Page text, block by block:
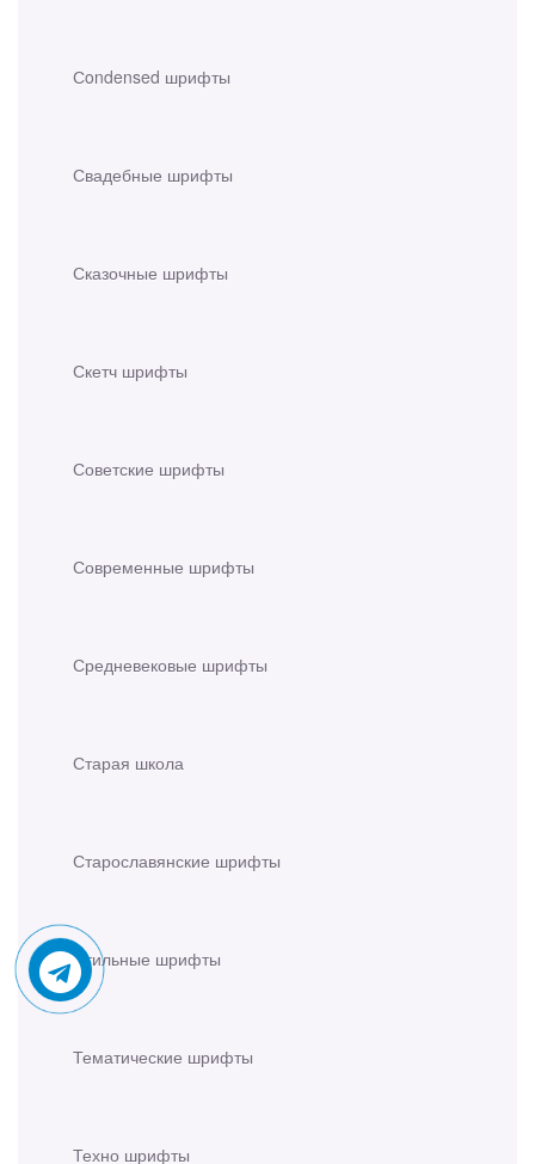
Сondensed шрифты
Свадебные шрифты
Сказочные шрифты
Скетч шрифты
Советские шрифты
Современные шрифты
Средневековые шрифты
Старая школа
Старославянские шрифты
Стильные шрифты
Тематические шрифты
Техно шрифты